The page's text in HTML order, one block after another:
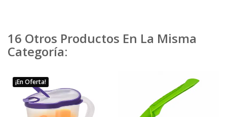
16 Otros Productos En La Misma
Categoría:
¡En Oferta!